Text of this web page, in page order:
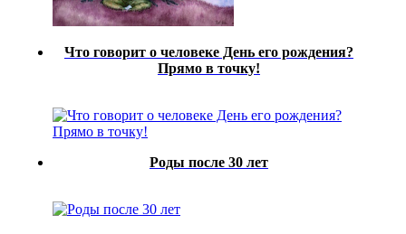
Что говорит о человеке День его рождения?
Прямо в точку!
Роды после 30 лет